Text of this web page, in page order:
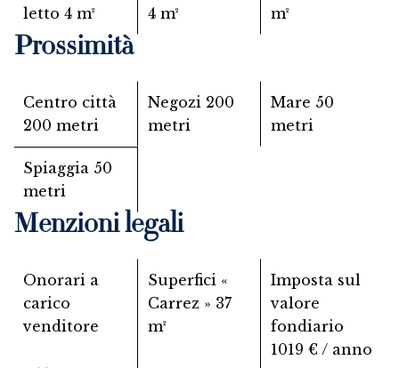
letto 4 m² 4 m² m²
Prossimità
Centro città
200 metri
Negozi 200
metri
Mare 50
metri
Spiaggia 50
metri
Menzioni legali
Onorari a
carico
venditore
Superfici «
Carrez » 37
m²
Imposta sul
valore
fondiario
1019 € / anno